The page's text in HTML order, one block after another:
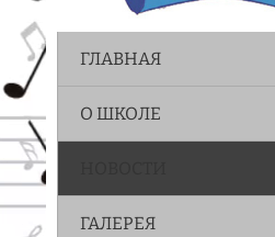
ГЛАВНАЯ
О ШКОЛЕ
ГАЛЕРЕЯ